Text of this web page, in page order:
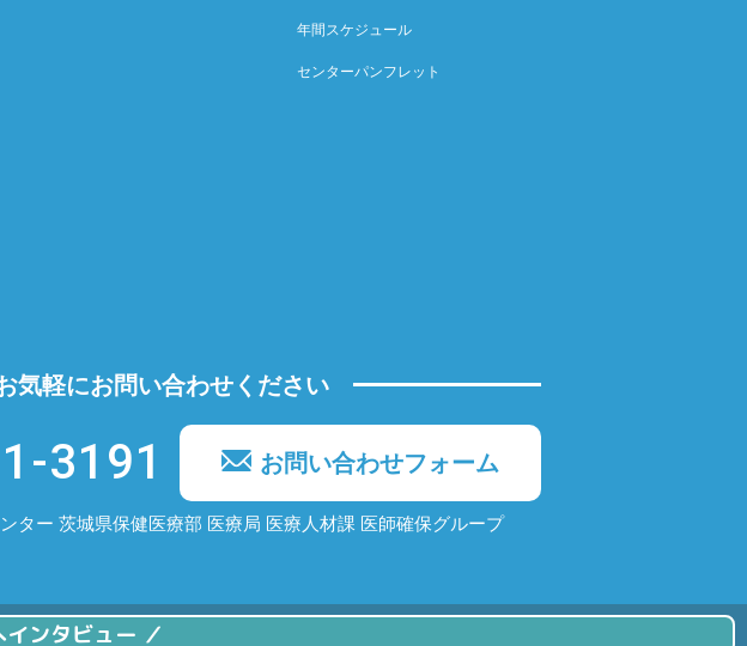
ンタビュー
年間スケジュール
センターパンフレット
気軽にお問い合わせください
3191 お問い合わせフォーム
ター 茨城県保健医療部 医療局 医療人材課 医師確保グループ